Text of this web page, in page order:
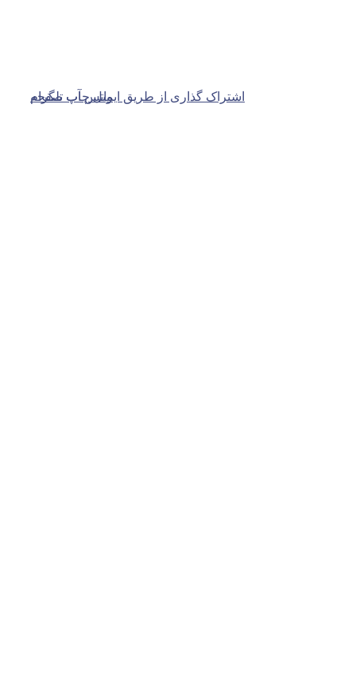
اشتراک گذاری از طریق ایمیل چاپ صفحهواتس آپ تلگرام